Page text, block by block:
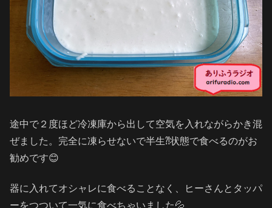
途中で２度ほど冷凍庫から出して空気を入れながらかき混
ぜました。完全に凍らせないで半生⁈状態で食べるのがお
勧めです😊
器に入れてオシャレに食べることなく、ヒーさんとタッパ
ーをつついて一気に食べちゃいました💦